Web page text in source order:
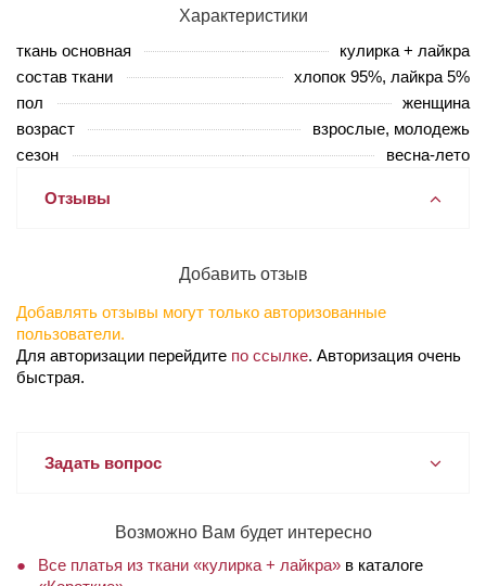
Характеристики
ткань основная
кулирка + лайкра
состав ткани
хлопок 95%, лайкра 5%
пол
женщина
возраст
взрослые, молодежь
сезон
весна-лето
Отзывы
Добавить отзыв
Добавлять отзывы могут только авторизованные
пользователи.
Для авторизации перейдите по ссылке. Авторизация очень
быстрая.
Задать вопрос
Возможно Вам будет интересно
Все платья из ткани «кулирка + лайкра» в каталоге